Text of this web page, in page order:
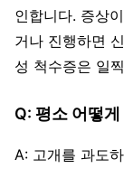
인합니다. 증상
거나 진행하면
성 척수증은 일
Q: 평소 어떻
A: 고개를 과도